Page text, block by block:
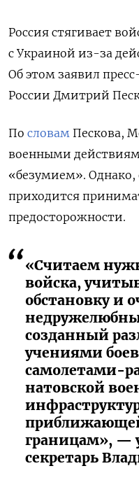
Россия стягивает
с Украиной из-за
Об этом заявил
России Дмитрий
По словам Пескова,
военными
«безумием».
приходится
предосторожности.
«Считаем
войска,
обстановку и
созданный
учениями
самолетами-
натовской
границам», —
секретарь